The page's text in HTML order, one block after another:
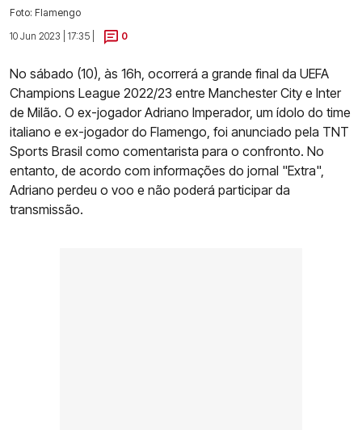
Foto: Flamengo
10 Jun 2023 | 17:35 |
0
No sábado (10), às 16h, ocorrerá a grande final da UEFA
Champions League 2022/23 entre Manchester City e Inter
de Milão. O ex-jogador Adriano Imperador, um ídolo do time
italiano e ex-jogador do Flamengo, foi anunciado pela TNT
Sports Brasil como comentarista para o confronto. No
entanto, de acordo com informações do jornal "Extra",
Adriano perdeu o voo e não poderá participar da
transmissão.